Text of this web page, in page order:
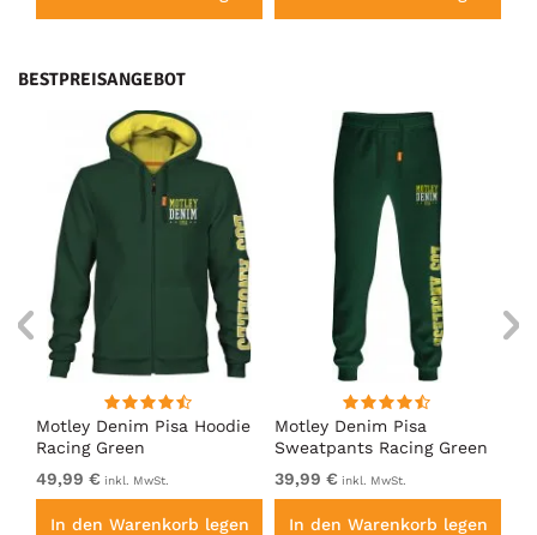
BESTPREISANGEBOT
Motley Denim Pisa Hoodie
Racing Green
49,99 € inkl. MwSt.
In den Warenkorb legen
Motley Denim Pisa
Sweatpants Racing Green
39,99 € inkl. MwSt.
In den Warenkorb legen